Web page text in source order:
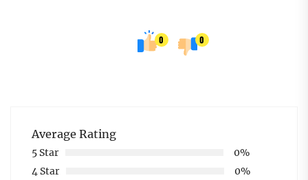
0 0
Average Rating
5 Star
0%
4 Star
0%